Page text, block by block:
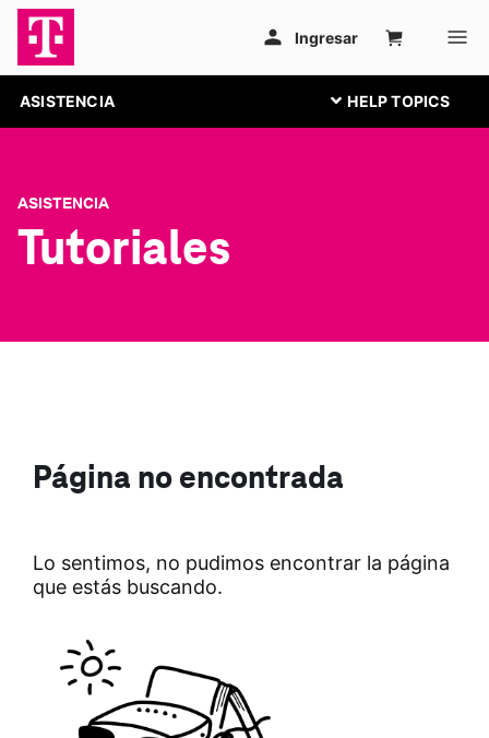
ASISTENCIA
ASISTENCIA
Tutoriales